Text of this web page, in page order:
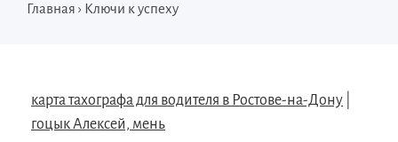
Главная › Ключи к успеху
карта тахографа для водителя в Ростове-на-Дону
гоцык Алексей, мень